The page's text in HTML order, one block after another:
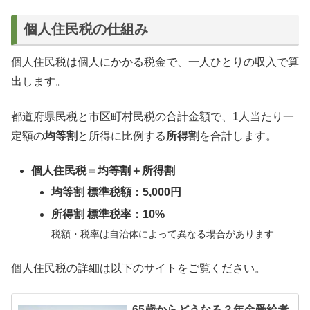
個人住民税の仕組み
個人住民税は個人にかかる税金で、一人ひとりの収入で算
出します。
都道府県民税と市区町村民税の合計金額で、1人当たり一
定額の均等割 と所得に比例する 所得割 を合計します。
個人住民税＝均等割＋所得割
均等割 標準税額：5,000円
所得割 標準税率： 10%
税額・税率は自治体によって異なる場合があります
個人住民税の詳細は以下のサイトをご覧ください。